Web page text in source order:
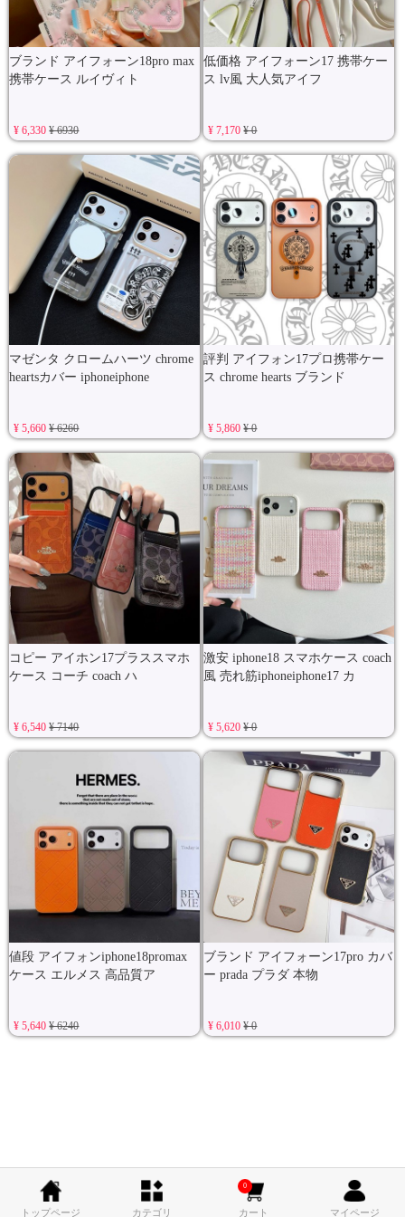
ブランド アイフォーン18pro max
携帯ケース ルイヴィト
¥ 6,330¥ 6930
低価格 アイフォーン17 携帯ケー
ス lv風 大人気アイフ
¥ 7,170¥ 0
マゼンタ クロームハーツ chrome
heartsカバー iphoneiphone
¥ 5,660¥ 6260
評判 アイフォン17プロ携帯ケー
ス chrome hearts ブランド
¥ 5,860¥ 0
コピー アイホン17プラススマホ
ケース コーチ coach ハ
¥ 6,540¥ 7140
激安 iphone18 スマホケース coach
風 売れ筋iphoneiphone17 カ
¥ 5,620¥ 0
値段 アイフォンiphone18promax
ケース エルメス 高品質ア
¥ 5,640¥ 6240
ブランド アイフォーン17pro カバ
ー prada プラダ 本物
¥ 6,010¥ 0
トップページ カテゴリ カート
0
マイページ